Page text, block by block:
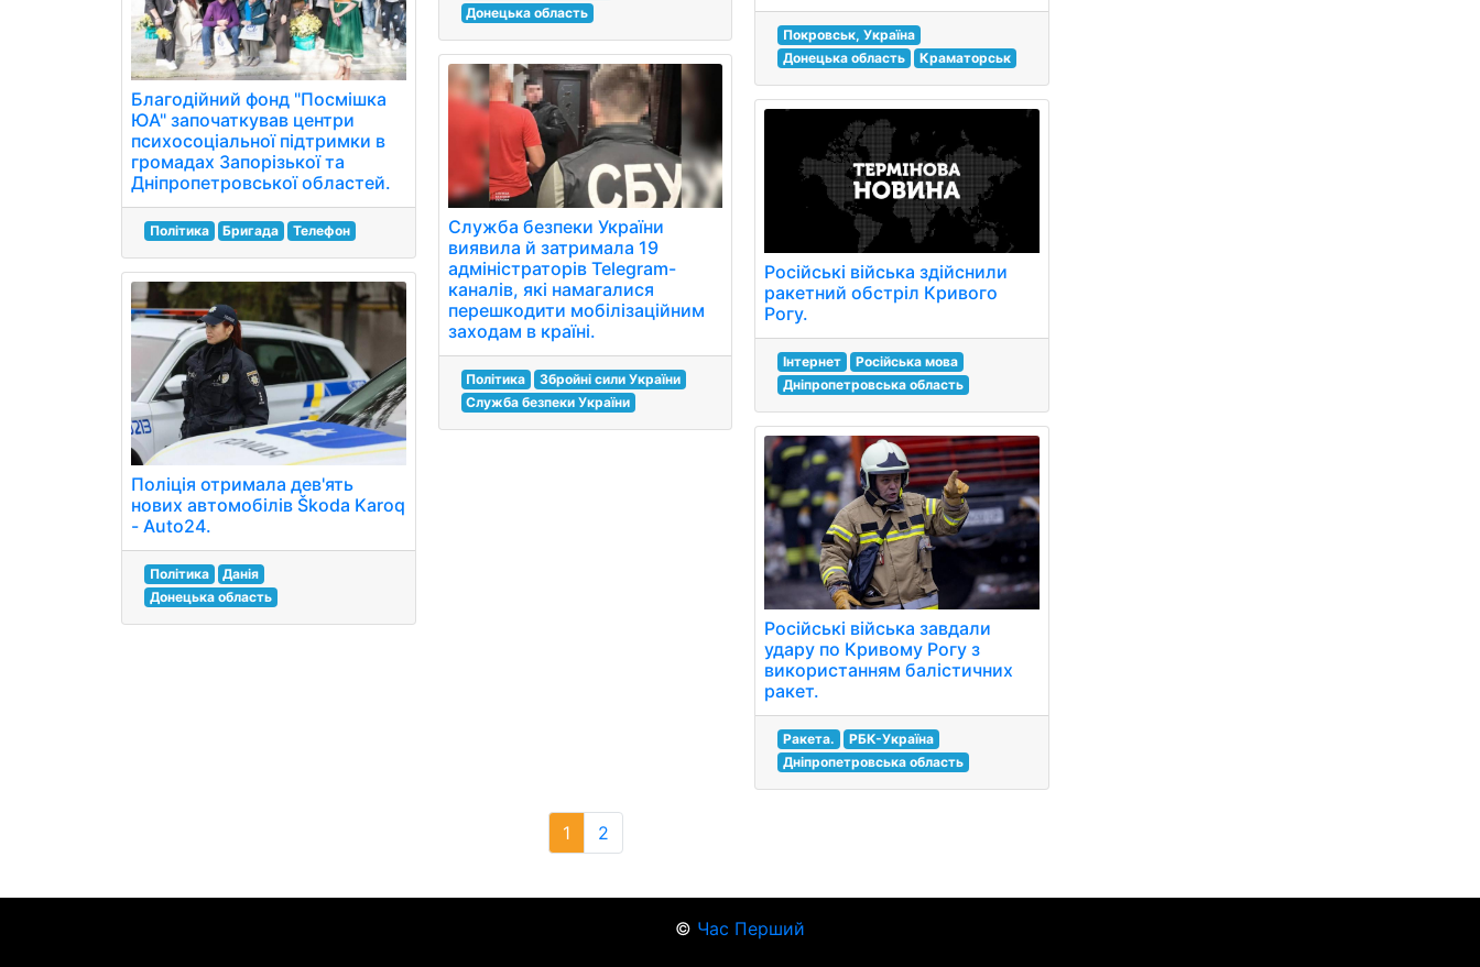
Благодійний фонд "Посмішка
ЮА" започаткував центри
психосоціальної підтримки в
громадах Запорізької та
Дніпропетровської областей.
Політика Бригада Телефон
Поліція отримала дев'ять
нових автомобілів Škoda Karoq
- Auto24.
Політика
Данія
Донецька область
Донецька область
Служба безпеки України
виявила й затримала 19
адміністраторів Telegram-
каналів, які намагалися
перешкодити мобілізаційним
заходам в країні.
Політика
Збройні сили України
Служба безпеки України
Покровськ, Україна
Донецька область
Краматорськ
Російські війська здійснили
ракетний обстріл Кривого
Рогу.
Інтернет
Російська мова
Дніпропетровська область
Російські війська завдали
удару по Кривому Рогу з
використанням балістичних
ракет.
Ракета.
РБК-Україна
Дніпропетровська область
1 2
© Час Перший